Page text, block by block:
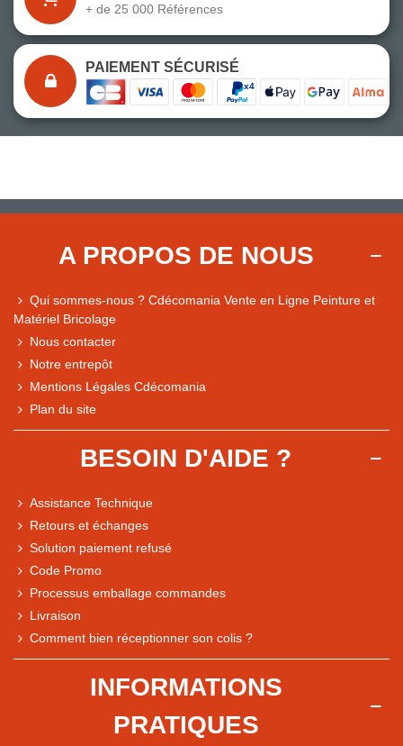
Comparaison des performances du magasin
Express, Chez vous, Point relais, Retrait magasin
+ de 25 000 Références
PAIEMENT SÉCURISÉ
A PROPOS DE NOUS
Qui sommes-nous ? Cdécomania Vente en Ligne Peinture et
Matériel Bricolage
Nous contacter
Notre entrepôt
Mentions Légales Cdécomania
Plan du site
BESOIN D'AIDE ?
Assistance Technique
Retours et échanges
Solution paiement refusé
Code Promo
Processus emballage commandes
Livraison
Comment bien réceptionner son colis ?
INFORMATIONS
PRATIQUES